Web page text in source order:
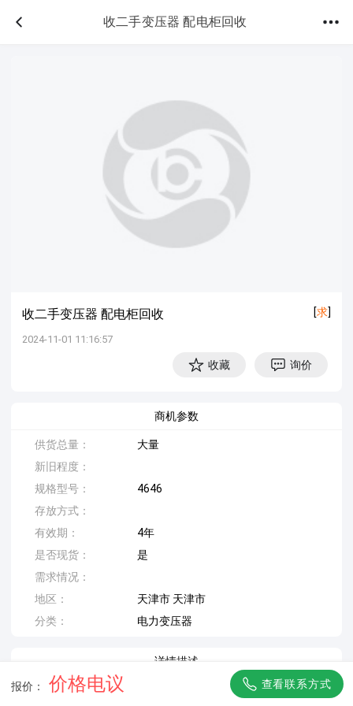
收二手变压器 配电柜回收
收二手变压器 配电柜回收 [求]
2024-11-01 11:16:57
收藏 询价
商机参数
供货总量：
大量
新旧程度：
规格型号：
4646
存放方式：
有效期：
4年
是否现货：
是
需求情况：
地区：
天津市 天津市
分类：
电力变压器
详情描述
收二手变压器 配电柜回收本公司长期面向全国回收废旧金
报价： 价格电议 查看联系方式